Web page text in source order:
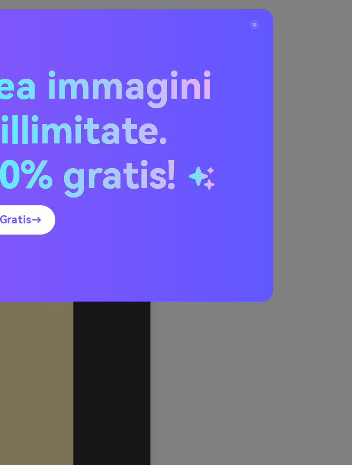
indicatori di stato nelle UI
palette facile da leggere e
primario e quali saranno di
rosso arancione
Rosso
HEX)
immagini
gratis!
Gratis→